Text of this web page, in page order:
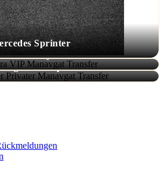
Sprinter
Maybach
Transporter